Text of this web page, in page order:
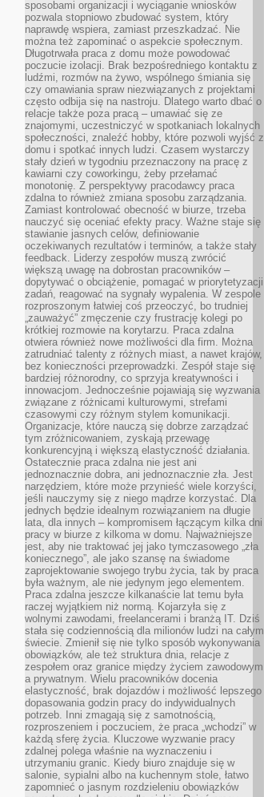
sposobami organizacji i wyciąganie wniosków
pozwala stopniowo zbudować system, który
naprawdę wspiera, zamiast przeszkadzać. Nie
można też zapominać o aspekcie społecznym.
Długotrwała praca z domu może powodować
poczucie izolacji. Brak bezpośredniego kontaktu z
ludźmi, rozmów na żywo, wspólnego śmiania się
czy omawiania spraw niezwiązanych z projektami
często odbija się na nastroju. Dlatego warto dbać o
relacje także poza pracą – umawiać się ze
znajomymi, uczestniczyć w spotkaniach lokalnych
społeczności, znaleźć hobby, które pozwoli wyjść z
domu i spotkać innych ludzi. Czasem wystarczy
stały dzień w tygodniu przeznaczony na pracę z
kawiarni czy coworkingu, żeby przełamać
monotonię. Z perspektywy pracodawcy praca
zdalna to również zmiana sposobu zarządzania.
Zamiast kontrolować obecność w biurze, trzeba
nauczyć się oceniać efekty pracy. Ważne staje się
stawianie jasnych celów, definiowanie
oczekiwanych rezultatów i terminów, a także stały
feedback. Liderzy zespołów muszą zwrócić
większą uwagę na dobrostan pracowników –
dopytywać o obciążenie, pomagać w priorytetyzacji
zadań, reagować na sygnały wypalenia. W zespole
rozproszonym łatwiej coś przeoczyć, bo trudniej
„zauważyć” zmęczenie czy frustrację kolegi po
krótkiej rozmowie na korytarzu. Praca zdalna
otwiera również nowe możliwości dla firm. Można
zatrudniać talenty z różnych miast, a nawet krajów,
bez konieczności przeprowadzki. Zespół staje się
bardziej różnorodny, co sprzyja kreatywności i
innowacjom. Jednocześnie pojawiają się wyzwania
związane z różnicami kulturowymi, strefami
czasowymi czy różnym stylem komunikacji.
Organizacje, które nauczą się dobrze zarządzać
tym zróżnicowaniem, zyskają przewagę
konkurencyjną i większą elastyczność działania.
Ostatecznie praca zdalna nie jest ani
jednoznacznie dobra, ani jednoznacznie zła. Jest
narzędziem, które może przynieść wiele korzyści,
jeśli nauczymy się z niego mądrze korzystać. Dla
jednych będzie idealnym rozwiązaniem na długie
lata, dla innych – kompromisem łączącym kilka dni
pracy w biurze z kilkoma w domu. Najważniejsze
jest, aby nie traktować jej jako tymczasowego „zła
koniecznego”, ale jako szansę na świadome
zaprojektowanie swojego trybu życia, tak by praca
była ważnym, ale nie jedynym jego elementem.
Praca zdalna jeszcze kilkanaście lat temu była
raczej wyjątkiem niż normą. Kojarzyła się z
wolnymi zawodami, freelancerami i branżą IT. Dziś
stała się codziennością dla milionów ludzi na całym
świecie. Zmienił się nie tylko sposób wykonywania
obowiązków, ale też struktura dnia, relacje z
zespołem oraz granice między życiem zawodowym
a prywatnym. Wielu pracowników docenia
elastyczność, brak dojazdów i możliwość lepszego
dopasowania godzin pracy do indywidualnych
potrzeb. Inni zmagają się z samotnością,
rozproszeniem i poczuciem, że praca „wchodzi” w
każdą sferę życia. Kluczowe wyzwanie pracy
zdalnej polega właśnie na wyznaczeniu i
utrzymaniu granic. Kiedy biuro znajduje się w
salonie, sypialni albo na kuchennym stole, łatwo
zapomnieć o jasnym rozdzieleniu obowiązków